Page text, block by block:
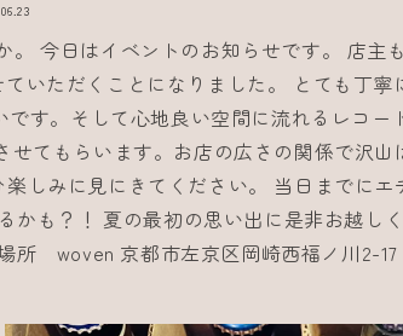
今日はイベントのお知らせです。 店主
いただくことになりました。 とても丁寧
す。そして心地良い空間に流れるレコー
てもらいます。お店の広さの関係で沢山
しみに見にきてください。 当日までにエ
も？！ 夏の最初の思い出に是非お越しく
woven 京都市左京区岡崎西福ノ川2-17